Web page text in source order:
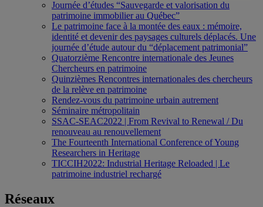
Journée d’études “Sauvegarde et valorisation du
patrimoine immobilier au Québec”
Le patrimoine face à la montée des eaux : mémoire,
identité et devenir des paysages culturels déplacés. Une
journée d’étude autour du “déplacement patrimonial”
Quatorzième Rencontre internationale des Jeunes
Chercheurs en patrimoine
Quinzièmes Rencontres internationales des chercheurs
de la relève en patrimoine
Rendez-vous du patrimoine urbain autrement
Séminaire métropolitain
SSAC-SEAC2022 | From Revival to Renewal / Du
renouveau au renouvellement
The Fourteenth International Conference of Young
Researchers in Heritage
TICCIH2022: Industrial Heritage Reloaded | Le
patrimoine industriel rechargé
Réseaux